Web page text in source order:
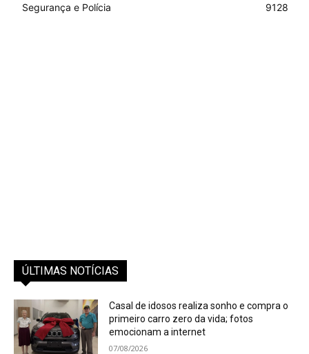
Segurança e Polícia
9128
ÚLTIMAS NOTÍCIAS
Casal de idosos realiza sonho e compra o
primeiro carro zero da vida; fotos
emocionam a internet
07/08/2026